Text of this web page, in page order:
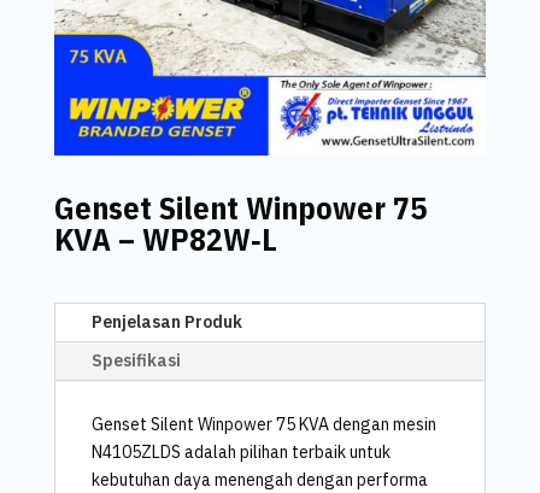
Genset Silent Winpower 75
KVA – WP82W‑L
Penjelasan Produk
Spesifikasi
Genset Silent Winpower 75 KVA dengan mesin
N4105ZLDS adalah pilihan terbaik untuk
kebutuhan daya menengah dengan performa